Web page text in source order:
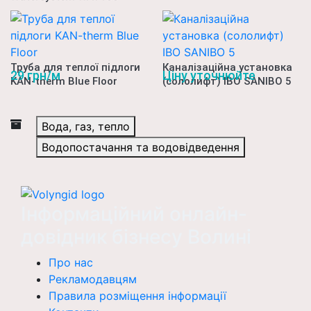
Труба для теплої підлоги
KAN-therm Blue Floor
29 грн/м
Каналізаційна установка
(сололифт) ІВО SANIBO 5
Ціну уточнюйте
Вода, газ, тепло
Водопостачання та водовідведення
Про нас
Рекламодавцям
Правила розміщення інформації